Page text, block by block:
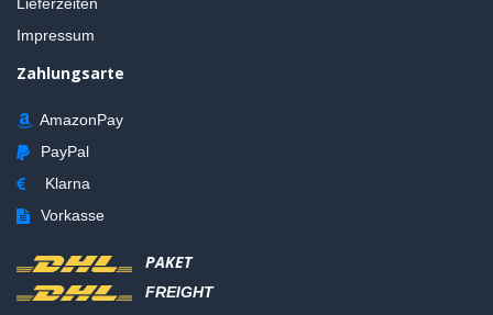
Impressum
Zahlungsarte
AmazonPay
PayPal
Klarna
Vorkasse
PAKET
FREIGHT